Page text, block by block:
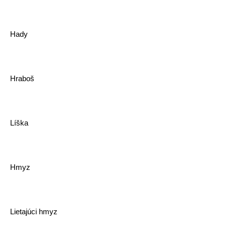
Hady
Hraboš
Líška
Hmyz
Lietajúci hmyz